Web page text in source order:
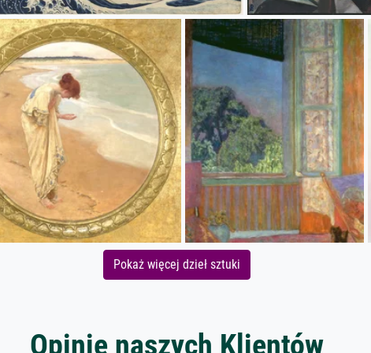
Pokaż więcej dzieł sztuki
Opinie naszych Klientów